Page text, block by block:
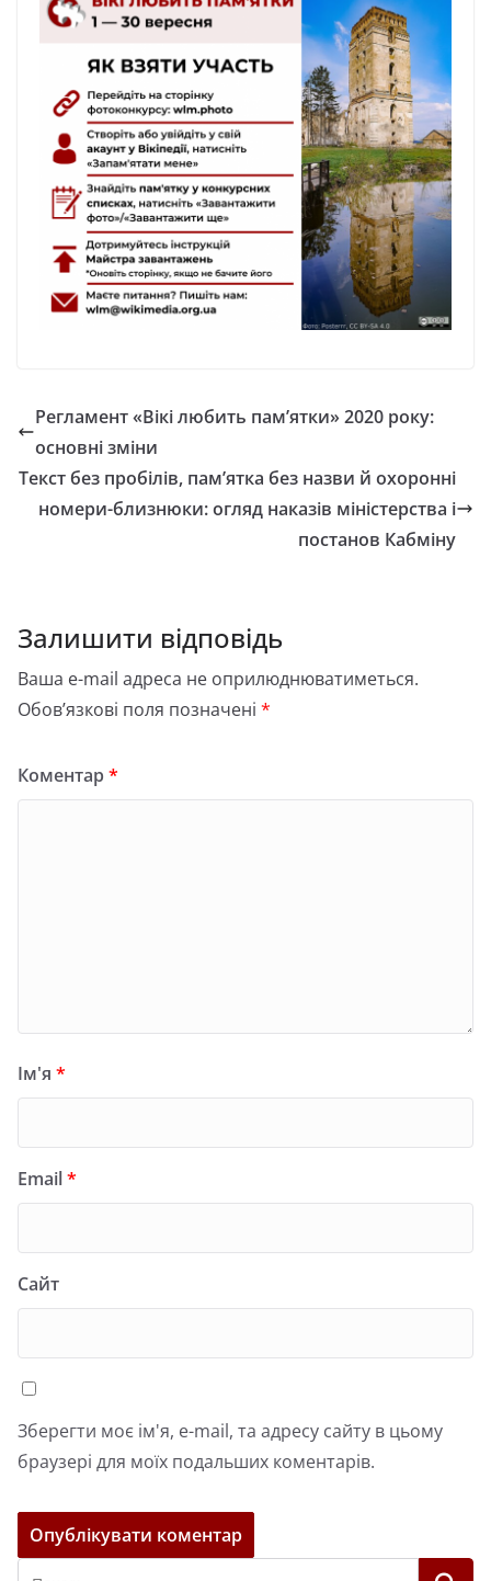
Регламент «Вікі любить пам’ятки» 2020 року:
основні зміни
Текст без пробілів, пам’ятка без назви й охоронні
номери-близнюки: огляд наказів міністерства і
постанов Кабміну
Залишити відповідь
Ваша e-mail адреса не оприлюднюватиметься.
Обов’язкові поля позначені *
Коментар*
Ім'я *
Email*
Сайт
Зберегти моє ім'я, e-mail, та адресу сайту в цьому
браузері для моїх подальших коментарів.